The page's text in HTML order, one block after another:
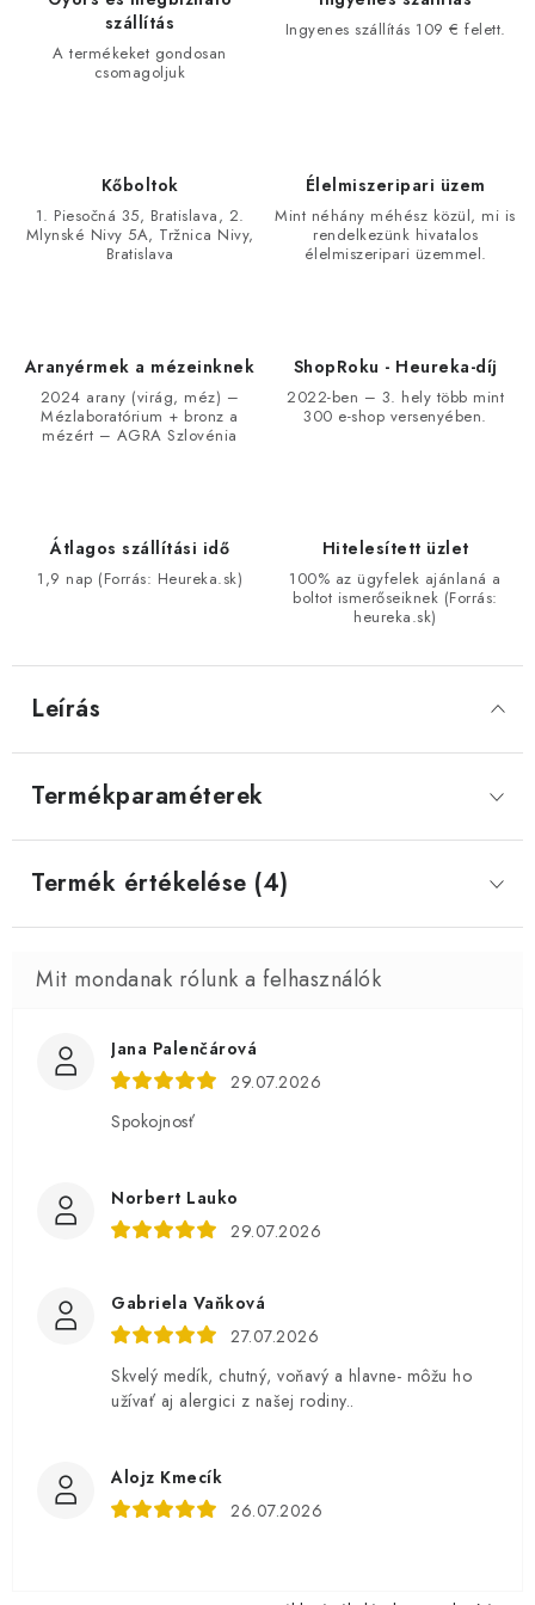
szállítás
A termékeket gondosan
csomagoljuk
Ingyenes szállítás 109 € felett.
Kőboltok
1. Piesočná 35, Bratislava, 2.
Mlynské Nivy 5A, Tržnica Nivy,
Bratislava
Élelmiszeripari üzem
Mint néhány méhész közül, mi is
rendelkezünk hivatalos
élelmiszeripari üzemmel.
Aranyérmek a mézeinknek
2024 arany (virág, méz) –
Mézlaboratórium + bronz a
mézért – AGRA Szlovénia
ShopRoku - Heureka-díj
2022-ben – 3. hely több mint
300 e-shop versenyében.
Átlagos szállítási idő
1,9 nap (Forrás: Heureka.sk)
Hitelesített üzlet
100% az ügyfelek ajánlaná a
boltot ismerőseiknek (Forrás:
heureka.sk)
Leírás
Termékparaméterek
Termék értékelése (4)
Jana Palenčárová
29.07.2026
Spokojnosť
Norbert Lauko
29.07.2026
Gabriela Vaňková
27.07.2026
Skvelý medík, chutný, voňavý a hlavne- môžu ho
užívať aj alergici z našej rodiny..
Alojz Kmecík
26.07.2026